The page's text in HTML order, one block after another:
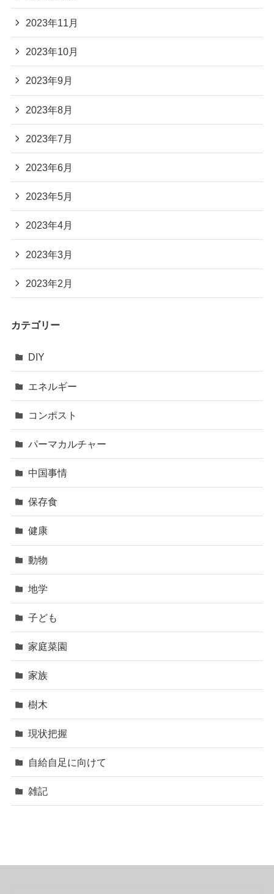
2023年11月
2023年10月
2023年9月
2023年8月
2023年7月
2023年6月
2023年5月
2023年4月
2023年3月
2023年2月
カテゴリー
DIY
エネルギー
コンポスト
パーマカルチャー
中国事情
保存食
健康
動物
地学
子ども
家庭菜園
家族
樹木
現状把握
自給自足に向けて
雑記